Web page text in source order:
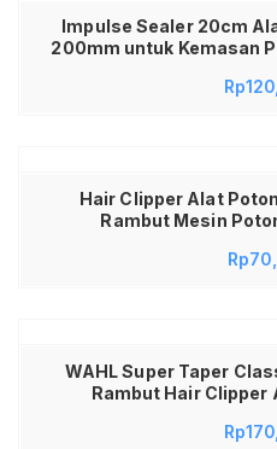
Impulse Sealer 20cm
200mm untuk Kemasan
Listrik Body Kokoh Rp
Hair Clipper Alat
Rambut Mesin
Rp
WAHL Super Taper
Rambut Hair Clipper
V5000 PangkasRp